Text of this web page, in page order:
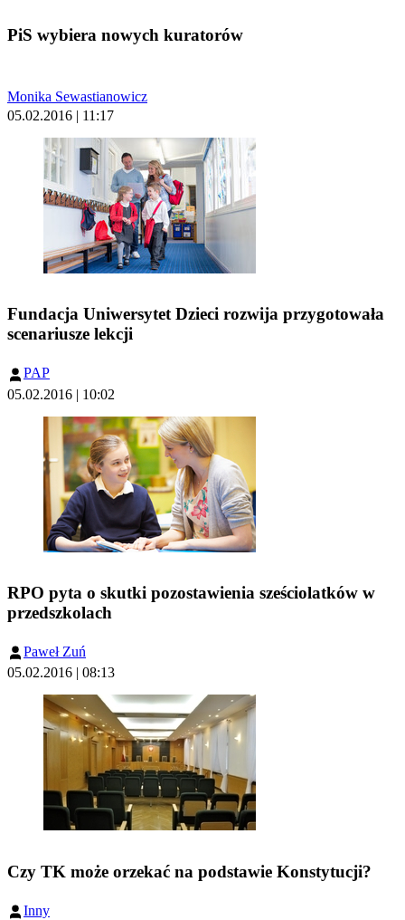
PiS wybiera nowych kuratorów
Monika Sewastianowicz
05.02.2016 | 11:17
Fundacja Uniwersytet Dzieci rozwija przygotowała
scenariusze lekcji
PAP
05.02.2016 | 10:02
RPO pyta o skutki pozostawienia sześciolatków w
przedszkolach
Paweł Zuń
05.02.2016 | 08:13
Czy TK może orzekać na podstawie Konstytucji?
Inny